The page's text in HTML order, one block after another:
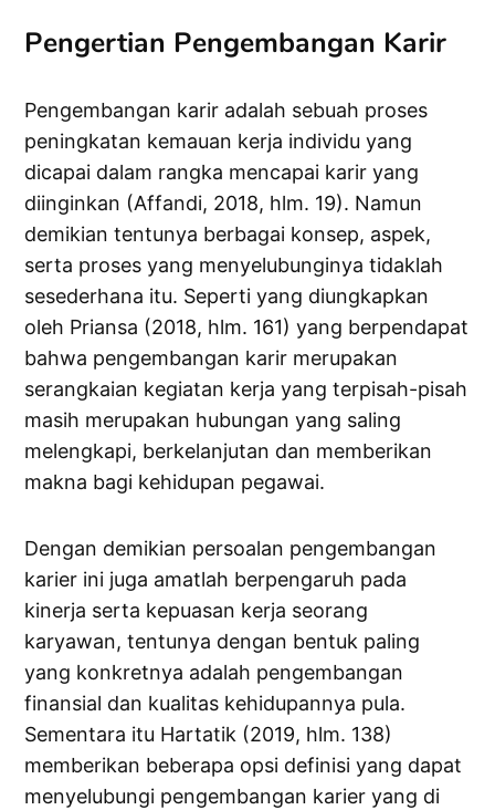
Pengertian Pengembangan Karir
Pengembangan karir adalah sebuah proses
peningkatan kemauan kerja individu yang
dicapai dalam rangka mencapai karir yang
diinginkan (Affandi, 2018, hlm. 19). Namun
demikian tentunya berbagai konsep, aspek,
serta proses yang menyelubunginya tidaklah
sesederhana itu. Seperti yang diungkapkan
oleh Priansa (2018, hlm. 161) yang berpendapat
bahwa pengembangan karir merupakan
serangkaian kegiatan kerja yang terpisah-pisah
masih merupakan hubungan yang saling
melengkapi, berkelanjutan dan memberikan
makna bagi kehidupan pegawai.
Dengan demikian persoalan pengembangan
karier ini juga amatlah berpengaruh pada
kinerja serta kepuasan kerja seorang
karyawan, tentunya dengan bentuk paling
yang konkretnya adalah pengembangan
finansial dan kualitas kehidupannya pula.
Sementara itu Hartatik (2019, hlm. 138)
memberikan beberapa opsi definisi yang dapat
menyelubungi pengembangan karier yang di